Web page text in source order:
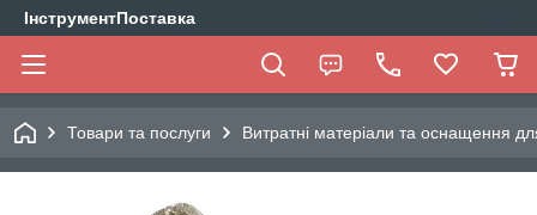
ІнструментПоставка
Товари та послуги Витратні матеріали та оснащення